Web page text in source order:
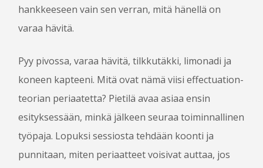
hankkeeseen vain sen verran, mitä hänellä on
varaa hävitä.
Pyy pivossa, varaa hävitä, tilkkutäkki, limonadi ja
koneen kapteeni. Mitä ovat nämä viisi effectuation­
teorian periaatetta? Pietilä avaa asiaa ensin
esityksessään, minkä jälkeen seuraa toiminnallinen
työpaja. Lopuksi sessiosta tehdään koonti ja
punnitaan, miten periaatteet voisivat auttaa, jos